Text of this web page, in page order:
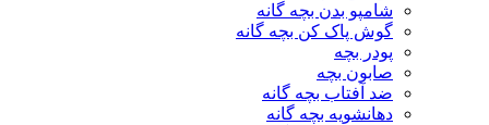
شامپو بدن بچه گانه
گوش پاک کن بچه گانه
پودر بچه
صابون بچه
ضد آفتاب بچه گانه
دهانشویه بچه گانه